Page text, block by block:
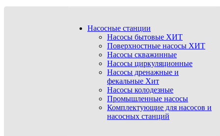
Насосные станции
Насосы бытовые ХИТ
Поверхностные насосы ХИТ
Насосы скважинные
Насосы циркуляционные
Насосы дренажные и
фекальные Хит
Насосы колодезные
Промышленные насосы
Комплектующие для насосов и
насосных станций